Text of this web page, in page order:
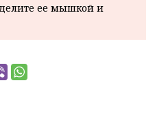
ее мышкой и